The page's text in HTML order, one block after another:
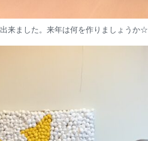
来ました。来年は何を作りましょうか☆